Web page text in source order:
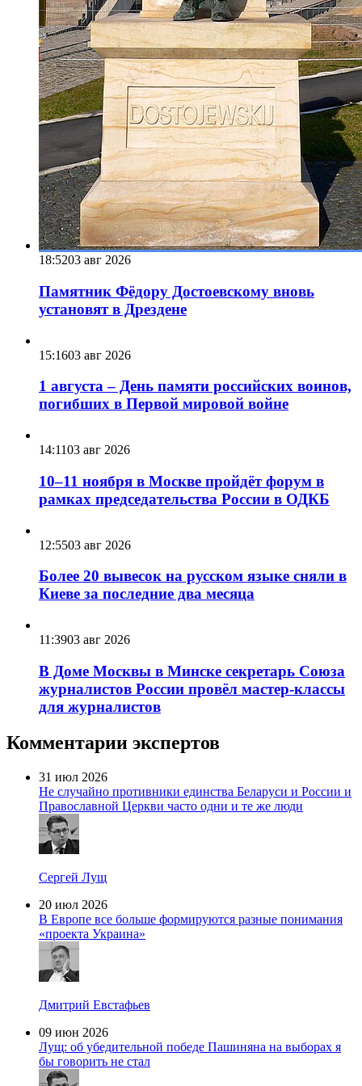
18:5203 авг 2026
Памятник Фёдору Достоевскому вновь
установят в Дрездене
15:1603 авг 2026
1 августа – День памяти российских воинов,
погибших в Первой мировой войне
14:1103 авг 2026
10–11 ноября в Москве пройдёт форум в
рамках председательства России в ОДКБ
12:5503 авг 2026
Более 20 вывесок на русском языке сняли в
Киеве за последние два месяца
11:3903 авг 2026
В Доме Москвы в Минске секретарь Союза
журналистов России провёл мастер-классы
для журналистов
Комментарии экспертов
31 июл 2026
Не случайно противники единства Беларуси и России и
Православной Церкви часто одни и те же люди
Сергей Лущ
20 июл 2026
В Европе все больше формируются разные понимания
«проекта Украина»
Дмитрий Евстафьев
09 июн 2026
Лущ: об убедительной победе Пашиняна на выборах я
бы говорить не стал